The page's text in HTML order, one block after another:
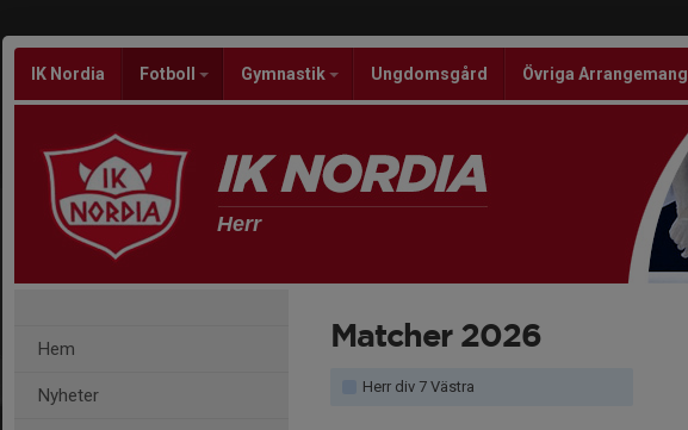
IK Nordia Fotboll Gymnastik Ungdomsgård Övriga Arrangemang
Herr
Hem
Nyheter
Matcher 2026
Herr div 7 Västra